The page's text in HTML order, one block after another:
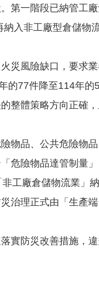
第一階段已納管工
入非工廠型倉儲物
災風險缺口，要求
的77件降至114年
整體策略方向正確，
物品、公共危險物
危險物品達管制量
工廠倉儲物流業」
治理正式由「生產
實防災改善措施，